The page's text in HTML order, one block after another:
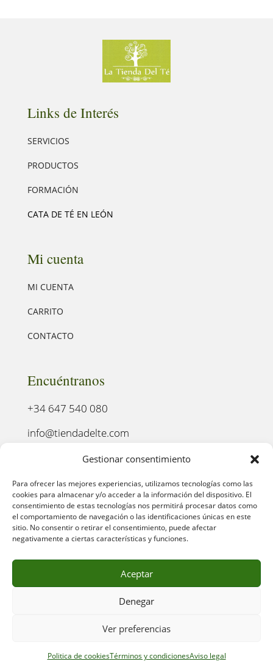
Gestionar consentimiento
Para ofrecer las mejores experiencias, utilizamos tecnologías como las
cookies para almacenar y/o acceder a la información del dispositivo. El
consentimiento de estas tecnologías nos permitirá procesar datos como
el comportamiento de navegación o las identificaciones únicas en este
sitio. No consentir o retirar el consentimiento, puede afectar
negativamente a ciertas características y funciones.
Aceptar
Denegar
Ver preferencias
Politica de cookiesTérminos y condicionesAviso legal
Links de Interés
SERVICIOS
PRODUCTOS
FORMACIÓN
CATA DE TÉ EN LEÓN
Mi cuenta
MI CUENTA
CARRITO
CONTACTO
Encuéntranos
+34 647 540 080
info@tiendadelte.com
Punto oficial de recogida:
C. Pozo, 13, 24003. León
POLÍTICA DE PRIVACIDAD
POLÍTICA DE COMPRA
ENVÍO Y ENTREGA TÉRMINOS Y CONDICIONES